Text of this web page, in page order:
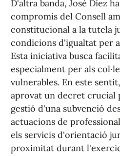
D'altra banda, José Díez
compromís del Consell
constitucional a la tutela
condicions d'igualtat per
Esta iniciativa busca
especialment per als
vulnerables. En este
aprovat un decret crucial
gestió d'una subvenció
actuacions de
els servicis d'orientació
proximitat durant